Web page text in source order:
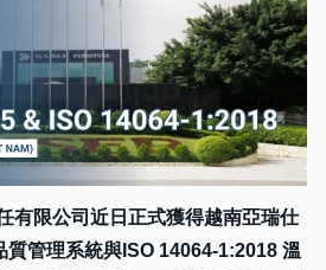
有限公司近日正式獲得越南亞瑞仕
質管理系統與ISO 14064-1:2018 溫